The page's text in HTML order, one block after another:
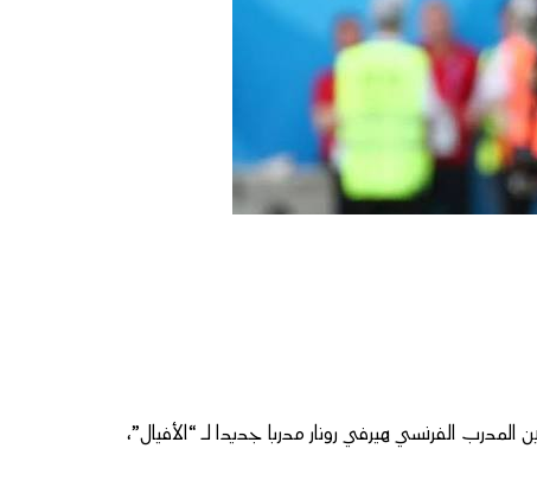
المدرب الفرنسي هيرفي رونار مدربا جديدا لـ “الأفيال”،